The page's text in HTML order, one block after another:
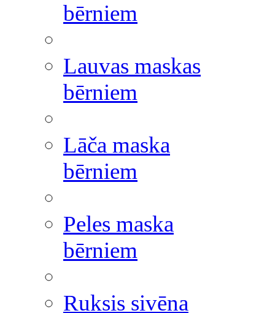
bērniem
Lauvas maskas
bērniem
Lāča maska
bērniem
Peles maska
bērniem
Ruksis sivēna